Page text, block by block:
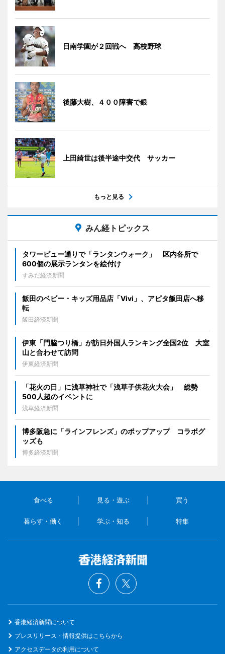
日南学園が２回戦へ 高校野球
後藤大樹、４００障害で銀
上田綺世は後半途中交代 サッカー
もっと見る
みん経トピックス
タワービュー通りで「ランタンウォーク」 区内各所で
600個の展示ランタンを絵付け
すみだ経済新聞
飯田のベビー・キッズ用品店「Vivi」、アピタ飯田店へ移
転
飯田経済新聞
伊東「門脇つり橋」が訪日外国人ランキング全国2位 大室
山と合わせて訪問
伊東経済新聞
「花火の日」に浅草神社で「浅草子供花火大会」 総勢
500人超のイベントに
浅草経済新聞
博多阪急に「ラインフレンズ」のポップアップ コラボグ
ッズも
博多経済新聞
食べる 見る・遊ぶ 買う
暮らす・働く 学ぶ・知る 特集
香港経済新聞について
プレスリリース・情報提供はこちらから
アクセスデータの利用について